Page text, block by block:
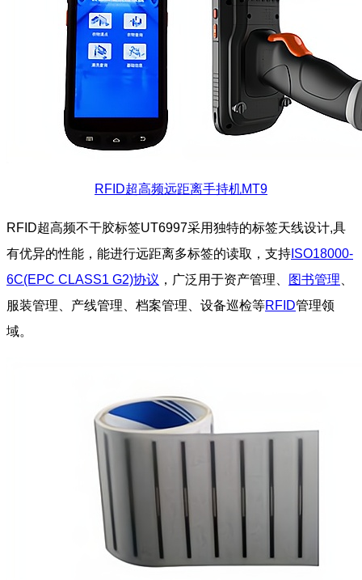
RFID超高频远距离手持机MT9
RFID超高频不干胶标签UT6997采用独特的标签天线设计,具
有优异的性能，能进行远距离多标签的读取，支持 ISO18000-
6C(EPC CLASS1 G2)协议 ，广泛用于资产管理、 图书管理
服装管理、产线管理、档案管理、设备巡检等RFID管理领
域。